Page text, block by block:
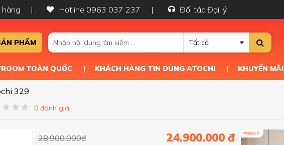
hàng Hotline 0963 037 237 Đối tác Đại lý
PHẨM Tất cả
TOÀN QUỐC KHÁCH HÀNG TIN DÙNG ATOCHI KHUYẾN MÃI
329
0 đánh giá
28.900.000đ 24.900.000 đ